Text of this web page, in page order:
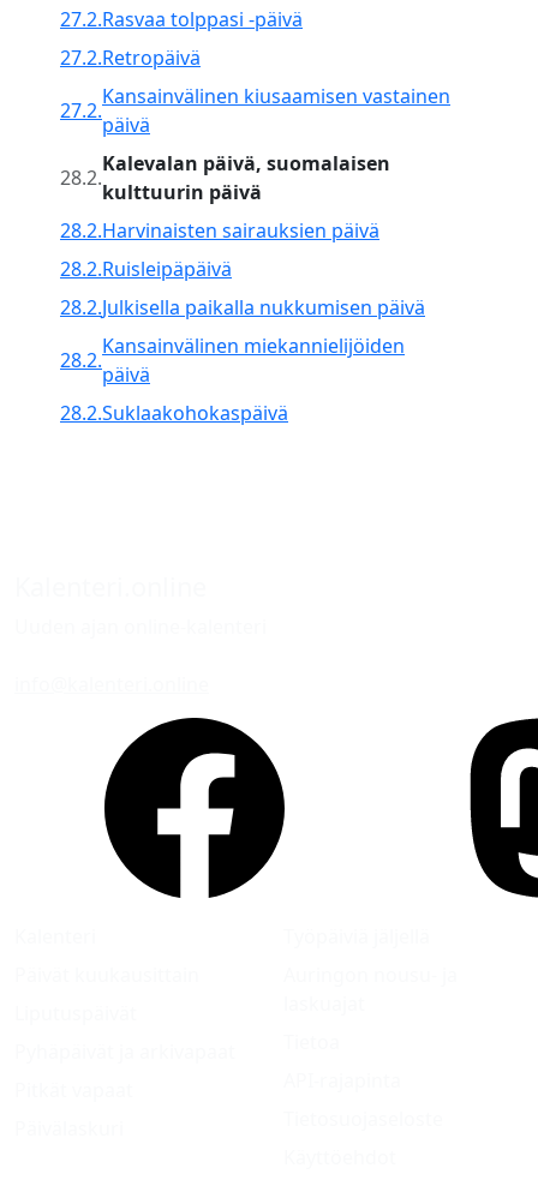
27.2.Rasvaa tolppasi -päivä
27.2.Retropäivä
27.2.
Kansainvälinen kiusaamisen vastainen
päivä
28.2.
Kalevalan päivä, suomalaisen
kulttuurin päivä
28.2.Harvinaisten sairauksien päivä
28.2.Ruisleipäpäivä
28.2.Julkisella paikalla nukkumisen päivä
28.2.
Kansainvälinen miekannielijöiden
päivä
28.2.Suklaakohokaspäivä